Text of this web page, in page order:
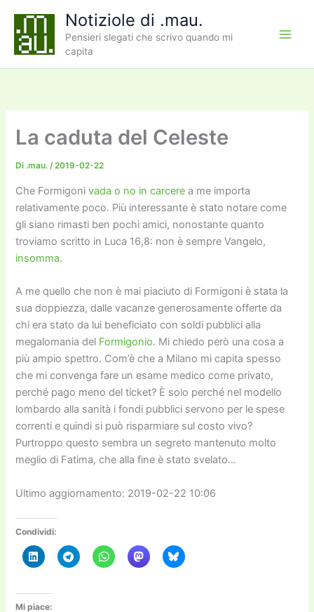
contenuto
Notiziole di .mau.
Pensieri slegati che scrivo quando mi
capita
La caduta del Celeste
Di .mau./2019-02-22
Che Formigonivada o no in carcere a me importa
relativamente poco. Più interessante è stato notare come
gli siano rimasti ben pochi amici, nonostante quanto
troviamo scritto in Luca 16,8: non è sempre Vangelo,
insomma.
A me quello che non è mai piaciuto di Formigoni è stata la
sua doppiezza, dalle vacanze generosamente offerte da
chi era stato da lui beneficiato con soldi pubblici alla
megalomania del Formigonio. Mi chiedo però una cosa a
più ampio spettro. Com’è che a Milano mi capita spesso
che mi convenga fare un esame medico come privato,
perché pago meno del ticket? È solo perché nel modello
lombardo alla sanità i fondi pubblici servono per le spese
correnti e quindi si può risparmiare sul costo vivo?
Purtroppo questo sembra un segreto mantenuto molto
meglio di Fatima, che alla fine è stato svelato…
Ultimo aggiornamento: 2019-02-22 10:06
Condividi:
Mi piace: